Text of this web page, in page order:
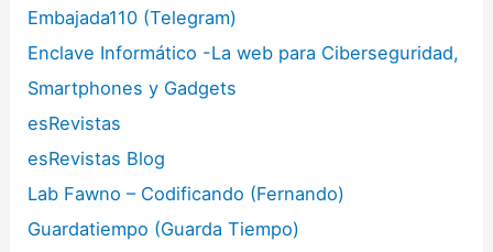
Embajada110 (Telegram)
Enclave Informático -La web para Ciberseguridad,
Smartphones y Gadgets
esRevistas
esRevistas Blog
Lab Fawno – Codificando (Fernando)
Guardatiempo (Guarda Tiempo)